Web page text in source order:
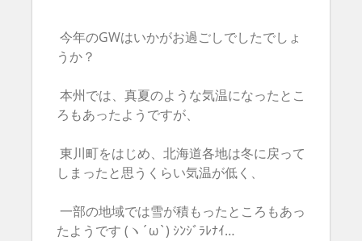
今年のGWはいかがお過ごしでしたでしょ
うか？
本州では、真夏のような気温になったとこ
ろもあったようですが、
東川町をはじめ、北海道各地は冬に戻って
しまったと思うくらい気温が低く、
一部の地域では雪が積もったところもあっ
たようです (ヽ´ω`) ｼﾝｼﾞﾗﾚﾅｲ…